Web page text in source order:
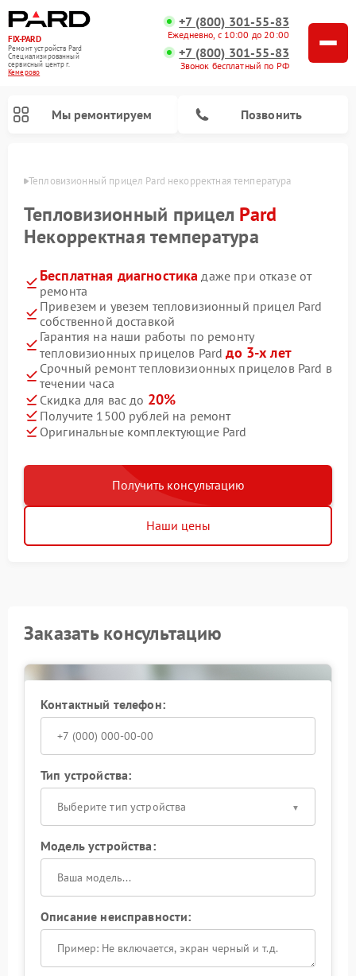
FIX-PARD
Ремонт устройств Pard
Специализированный
cервисный центр г.
Кемерово
+7 (800) 301-55-83
Ежедневно, с 10:00 до 20:00
+7 (800) 301-55-83
Звонок бесплатный по РФ
Мы ремонтируем Позвонить
Тепловизионный прицел Pard некорректная температура
Тепловизионный прицел Pard
Некорректная температура
Бесплатная диагностика даже при отказе от
ремонта
Привезем и увезем тепловизионный прицел Pard
собственной доставкой
Гарантия на наши работы по ремонту
тепловизионных прицелов Pardдо 3-х лет
Срочный ремонт тепловизионных прицелов Pard в
течении часа
Скидка для вас до 20%
Получите 1500 рублей на ремонт
Оригинальные комплектующие Pard
Получить консультацию
Наши цены
Заказать консультацию
Контактный телефон:
Тип устройства:
Выберите тип устройства
Модель устройства:
Описание неисправности: